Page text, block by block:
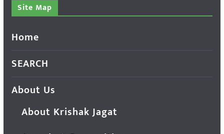
Site Map
Home
SEARCH
About Us
About Krishak Jagat